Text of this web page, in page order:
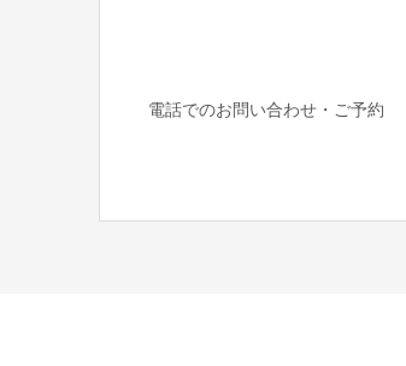
電話でのお問い合わせ・ご予約